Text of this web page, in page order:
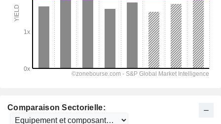
Comparaison Sectorielle: